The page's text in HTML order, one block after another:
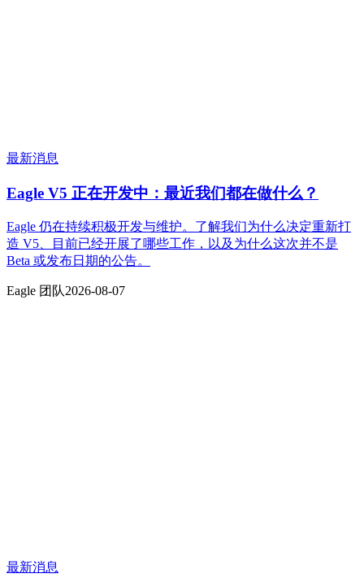
最新消息
Eagle V5 正在开发中：最近我们都在做什么？
Eagle 仍在持续积极开发与维护。了解我们为什么决定重新打
造 V5、目前已经开展了哪些工作，以及为什么这次并不是
Beta 或发布日期的公告。
Eagle 团队2026-08-07
最新消息